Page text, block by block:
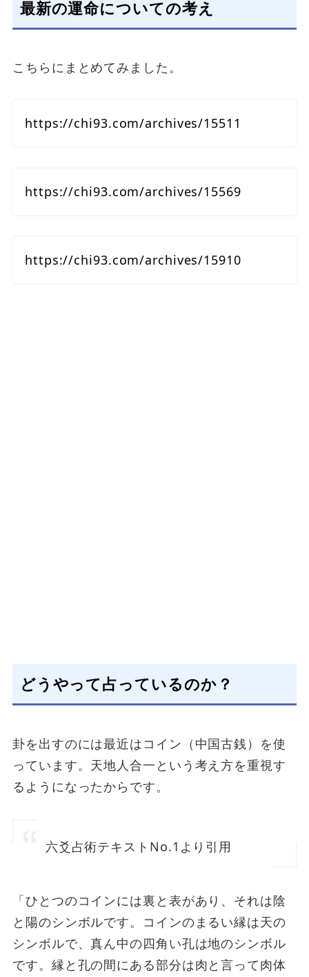
最新の運命についての考え
こちらにまとめてみました。
https://chi93.com/archives/15511
https://chi93.com/archives/15569
https://chi93.com/archives/15910
どうやって占っているのか？
卦を出すのには最近はコイン（中国古銭）を使
っています。天地人合一という考え方を重視す
るようになったからです。
六爻占術テキストNo.1より引用
「ひとつのコインには裏と表があり、それは陰
と陽のシンボルです。コインのまるい縁は天の
シンボルで、真ん中の四角い孔は地のシンボル
です。縁と孔の間にある部分は肉と言って肉体